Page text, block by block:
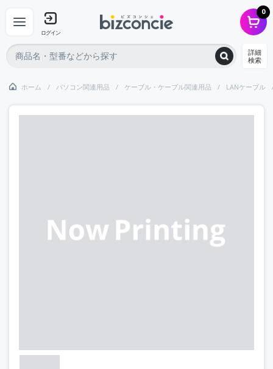
ログイン
0
詳細
検索
ホーム パソコン関連用品 ケーブル・ケーブル関連用品 LANケーブル